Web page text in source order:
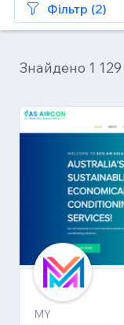
Фільтр (2)
Знайдено 1 129
MY